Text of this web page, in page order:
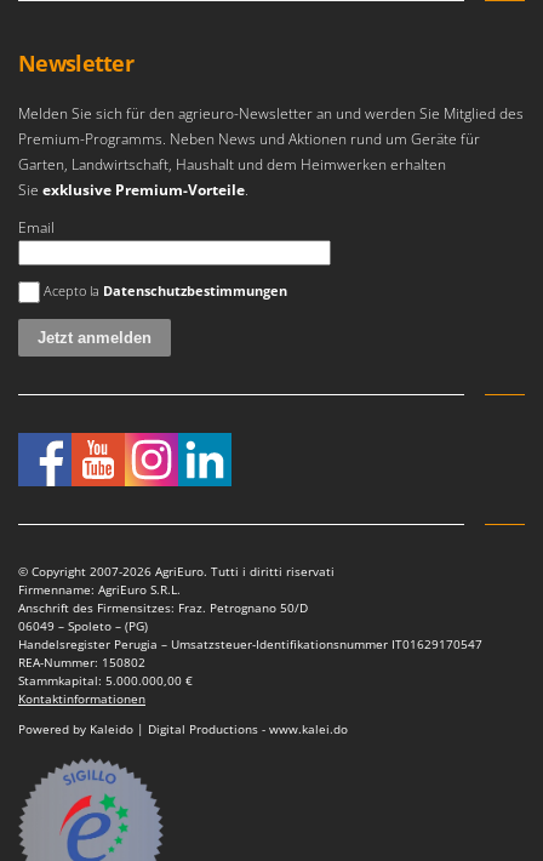
Newsletter
Melden Sie sich für den agrieuro-Newsletter an und werden Sie Mitglied des
Premium-Programms. Neben News und Aktionen rund um Geräte für
Garten, Landwirtschaft, Haushalt und dem Heimwerken erhalten
Sie exklusive Premium-Vorteile.
Email
Es ist ein Fehler aufgetreten
Acepto la Datenschutzbestimmungen
© Copyright 2007-2026 AgriEuro. Tutti i diritti riservati
Firmenname: AgriEuro S.R.L.
Anschrift des Firmensitzes: Fraz. Petrognano 50/D
06049 – Spoleto – (PG)
Handelsregister Perugia – Umsatzsteuer-Identifikationsnummer IT01629170547
REA-Nummer: 150802
Stammkapital: 5.000.000,00 €
Kontaktinformationen
Powered by Kaleido | Digital Productions - www.kalei.do